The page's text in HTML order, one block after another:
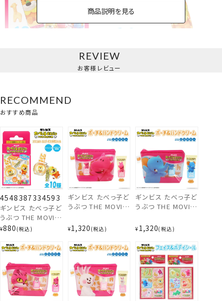
マスコット付きリップクリーム＜単品＞
アクリルキーホルダー付き水性ネイル＜単品＞
ポーチ&ハンドクリームセット＜集合＞
商品説明を見る
REVIEW
お客様レビュー
RECOMMEND
おすすめ商品
4548387334593
ギンビス たべっ子ど
うぶつ THE MOVIE
アクリルキーホルダ
＜ 全10種 ＞
TBK33459
¥880 税込
ギンビス たべっ子ど
うぶつ THE MOVIE
ームセット ＜ かば
ちゃん ＞
TBK33450
¥1,320 税込
ギンビス たべっ子ど
うぶつ THE MOVIE
ームセット ＜ ぞうく
ん ＞ TBK33451
¥ 1,320 税込